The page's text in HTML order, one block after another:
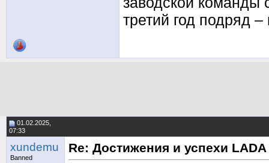
третий год подряд
01.02.2025,
07:33
xundemu
Banned
Re: Достижения и успехи LADA